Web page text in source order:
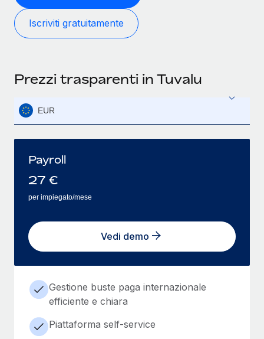
Iscriviti gratuitamente
Prezzi trasparenti in Tuvalu
EUR
Payroll
27 €
per impiegato/mese
Vedi demo
Gestione buste paga internazionale
efficiente e chiara
Piattaforma self-service